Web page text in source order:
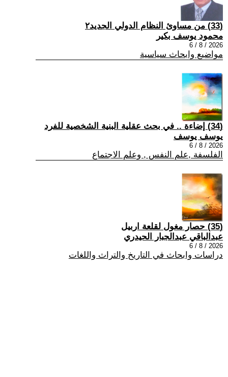
(33) من مساوئ النظام الدولي الجديد٢
محمود يوسف بكير
2026 / 8 / 6
مواضيع وابحاث سياسية
(34) إضاءة .. في بحث عقلية البنية الشخصية للفرد
يوسف يوسف
2026 / 8 / 6
الفلسفة ,علم النفس , وعلم الاجتماع
(35) حصار مغول لقلعة اربيل
عبدالباقي عبدالجبار الحيدري
2026 / 8 / 6
دراسات وابحاث في التاريخ والتراث واللغات